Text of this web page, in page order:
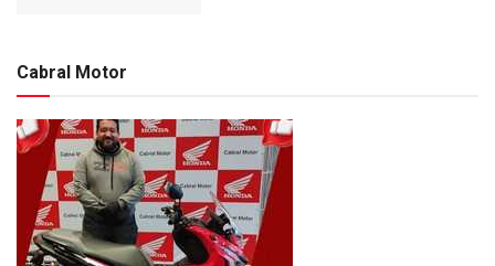
Cabral Motor